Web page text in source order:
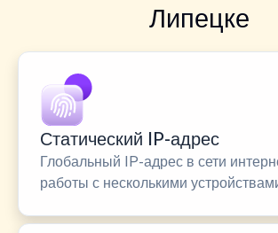
Липецке
Статический IP-адрес
Глобальный IP-адрес в сети
работы с несколькими